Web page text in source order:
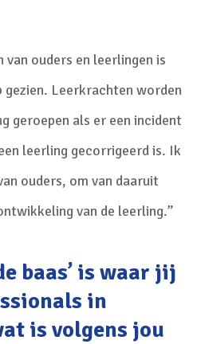
ouders en leerlingen is
gezien. Leerkrachten worden
geroepen als er een incident
leerling gecorrigeerd is. Ik
ouders, om van daaruit
van de leerling.”
in
is volgens jou